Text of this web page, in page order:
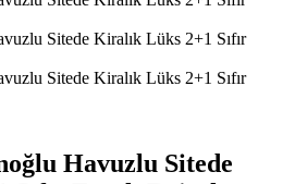
Havuzlu Sitede